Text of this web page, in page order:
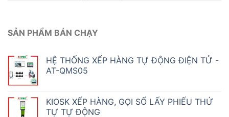
SẢN PHẨM BÁN CHẠY
HỆ THỐNG XẾP HÀNG TỰ ĐỘNG ĐIỆN TỬ -
AT-QMS05
KIOSK XẾP HÀNG, GỌI SỐ LẤY PHIẾU THỨ
TỰ TỰ ĐỘNG